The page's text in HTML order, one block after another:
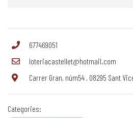
677469051
loteriacastellet@hotmail.com
Carrer Gran, núm54 , 08295 Sant
Categories: